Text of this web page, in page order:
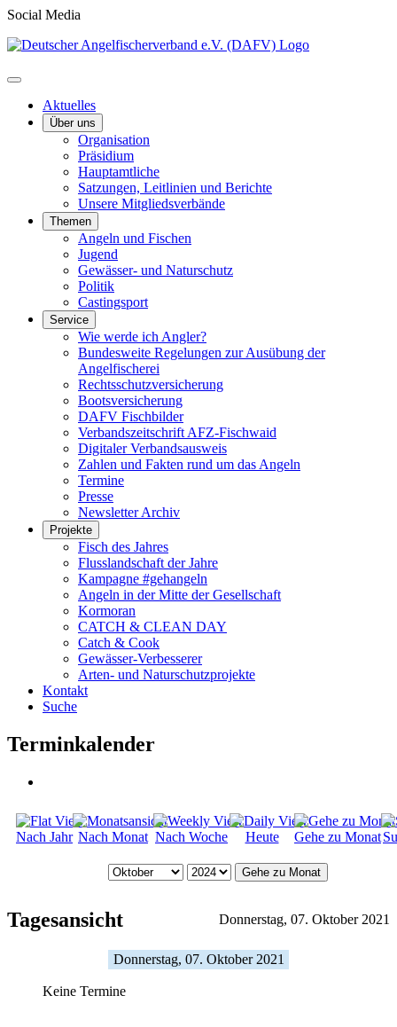
Social Media
Aktuelles
Über uns
Organisation
Präsidium
Hauptamtliche
Satzungen, Leitlinien und Berichte
Unsere Mitgliedsverbände
Themen
Angeln und Fischen
Jugend
Gewässer- und Naturschutz
Politik
Castingsport
Service
Wie werde ich Angler?
Bundesweite Regelungen zur Ausübung der
Angelfischerei
Rechtsschutzversicherung
Bootsversicherung
DAFV Fischbilder
Verbandszeitschrift AFZ-Fischwaid
Digitaler Verbandsausweis
Zahlen und Fakten rund um das Angeln
Termine
Presse
Newsletter Archiv
Projekte
Fisch des Jahres
Flusslandschaft der Jahre
Kampagne #gehangeln
Angeln in der Mitte der Gesellschaft
Kormoran
CATCH & CLEAN DAY
Catch & Cook
Gewässer-Verbesserer
Arten- und Naturschutzprojekte
Kontakt
Suche
Terminkalender
Nach Jahr Nach Monat Nach Woche Heute Gehe zu Monat
Gehe zu Monat
Tagesansicht Donnerstag, 07. Oktober 2021
Donnerstag, 07. Oktober 2021
Keine Termine